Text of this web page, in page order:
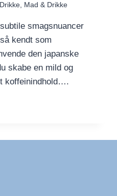
Mad & Drikke
smagsnuancer
kendt som
den japanske
skabe en mild og
koffeinindhold….